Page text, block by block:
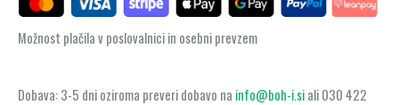
Možnost plačila v poslovalnici in osebni prevzem
Dobava: 3-5 dni oziroma preveri dobavo na info@boh-i.siali 030 422